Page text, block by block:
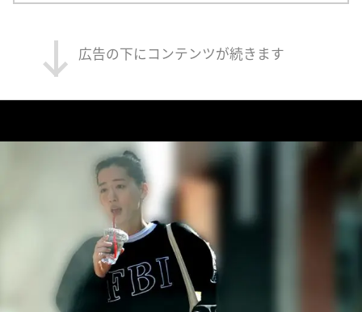
広告の下にコンテンツが続きます